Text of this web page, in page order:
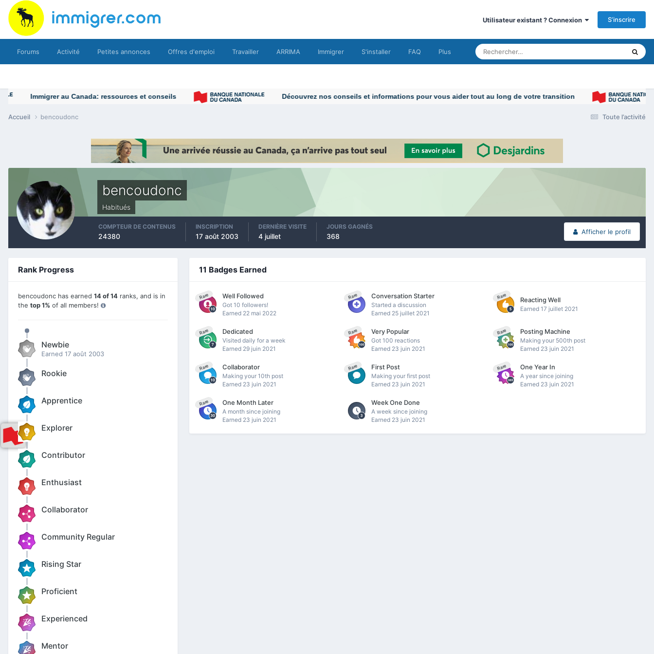
Utilisateur existant ? Connexion S’inscrire
Forums Activité Petites annonces Offres d'emploi Travailler ARRIMA Immigrer S'installer FAQ Plus
Immigrer au Canada: ressources et conseils Découvrez nos conseils et informations pour vous aider tout au long de votre transition
Toute l’activité
Accueil bencoudonc
bencoudonc
Habitués
Afficher le profil
COMPTEUR DE CONTENUS
24380
INSCRIPTION
17 août 2003
DERNIÈRE VISITE
4 juillet
JOURS GAGNÉS
368
Rank Progress
bencoudonc has earned 14 of 14 ranks, and is in
the top 1% of all members!
Newbie
Earned 17 août 2003
Rookie
Apprentice
Explorer
Contributor
Enthusiast
Collaborator
Community Regular
Rising Star
Proficient
Experienced
Mentor
11 Badges Earned
Rare Well Followed
Got 10 followers!
Earned 22 mai 2022
Rare Conversation Starter
Started a discussion
Earned 25 juillet 2021
Rare Reacting Well
Earned 17 juillet 2021
Rare Dedicated
Visited daily for a week
Earned 29 juin 2021
Rare Very Popular
Got 100 reactions
Earned 23 juin 2021
Rare Posting Machine
Making your 500th post
Earned 23 juin 2021
Rare Collaborator
Making your 10th post
Earned 23 juin 2021
Rare First Post
Making your first post
Earned 23 juin 2021
Rare One Year In
A year since joining
Earned 23 juin 2021
Rare One Month Later
A month since joining
Earned 23 juin 2021
Week One Done
A week since joining
Earned 23 juin 2021